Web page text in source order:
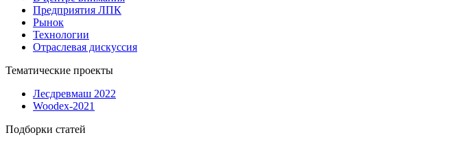
Предприятия ЛПК
Рынок
Технологии
Отраслевая дискуссия
Тематические проекты
Лесдревмаш 2022
Woodex-2021
Подборки статей